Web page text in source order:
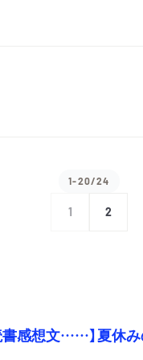
1-20/24
1 2
書感想文……】夏休